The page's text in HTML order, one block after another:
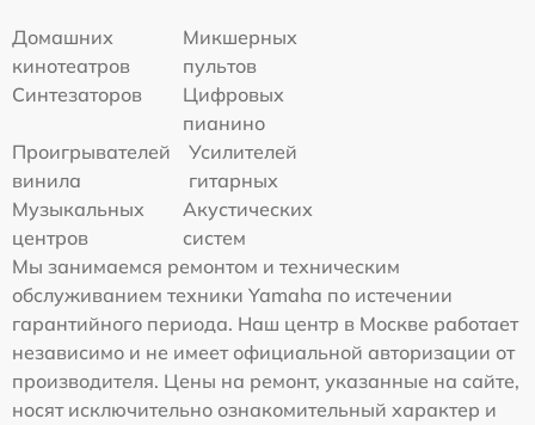
Домашних
кинотеатров
Микшерных
пультов
Синтезаторов
Цифровых
пианино
Проигрывателей
винила
Усилителей
гитарных
Музыкальных
центров
Акустических
систем
Мы занимаемся ремонтом и техническим
обслуживанием техники Yamaha по истечении
гарантийного периода. Наш центр в Москве работает
независимо и не имеет официальной авторизации от
производителя. Цены на ремонт, указанные на сайте,
носят исключительно ознакомительный характер и